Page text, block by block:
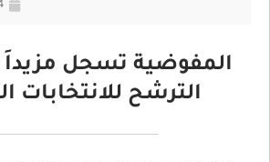
المفوضية تسجل
الترشح للانتخابات